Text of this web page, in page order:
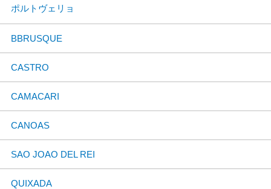
ポルトヴェリョ
BBRUSQUE
CASTRO
CAMACARI
CANOAS
SAO JOAO DEL REI
QUIXADA